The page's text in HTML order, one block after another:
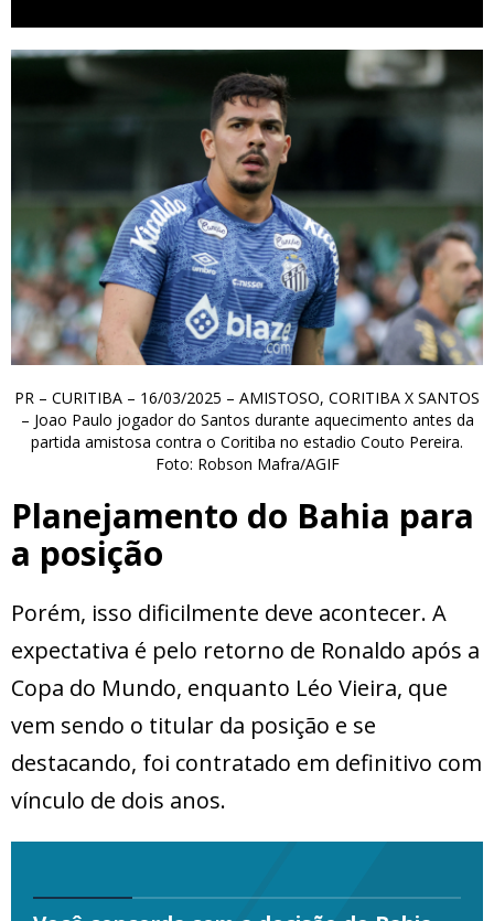
PR – CURITIBA – 16/03/2025 – AMISTOSO, CORITIBA X SANTOS
– Joao Paulo jogador do Santos durante aquecimento antes da
partida amistosa contra o Coritiba no estadio Couto Pereira.
Foto: Robson Mafra/AGIF
Planejamento do Bahia para
a posição
Porém, isso dificilmente deve acontecer. A
expectativa é pelo retorno de Ronaldo após a
Copa do Mundo, enquanto Léo Vieira, que
vem sendo o titular da posição e se
destacando, foi contratado em definitivo com
vínculo de dois anos.